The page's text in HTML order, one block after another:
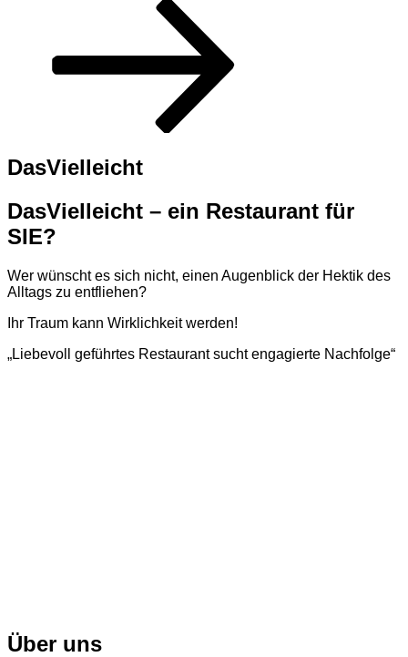
DasVielleicht
DasVielleicht – ein Restaurant für
SIE?
Wer wünscht es sich nicht, einen Augenblick der Hektik des
Alltags zu entfliehen?
Ihr Traum kann Wirklichkeit werden!
„Liebevoll geführtes Restaurantsucht engagierte Nachfolge“
Über uns